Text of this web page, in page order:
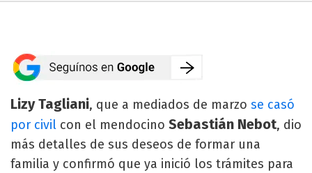
Lizy Tagliani, que a mediados de marzo se casó
por civil con el mendocino Sebastián Nebot, dio
más detalles de sus deseos de formar una
familia y confirmó que ya inició los trámites para